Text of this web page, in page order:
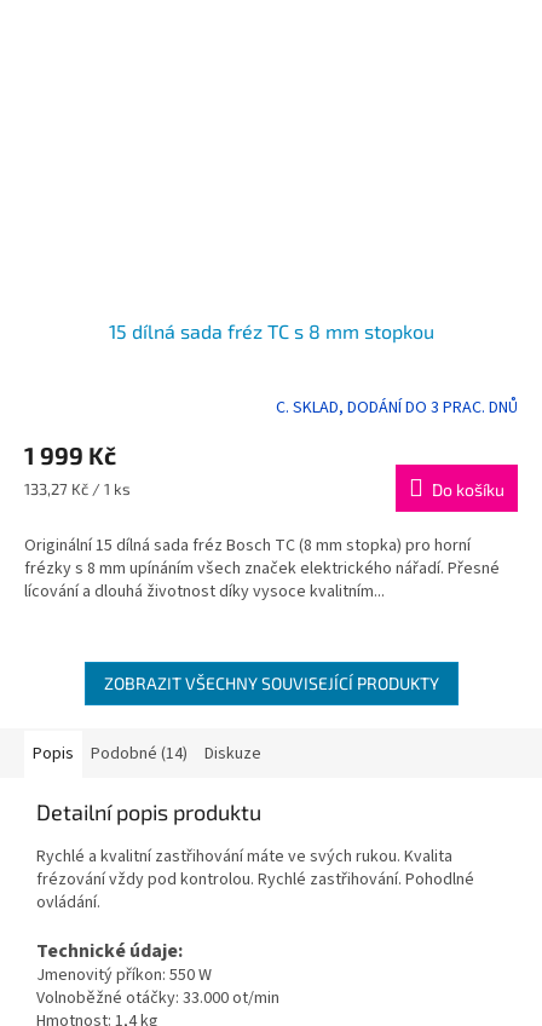
15 dílná sada fréz TC s 8 mm stopkou
produktu
je
5,0
5
hvězdiček.
C. SKLAD, DODÁNÍ DO 3 PRAC. DNŮ
1 999 Kč
Měrná
133,27 Kč / 1 ks Do košíku
Originální 15 dílná sada fréz Bosch TC (8 mm stopka) pro horní
frézky s 8 mm upínáním všech značek elektrického nářadí. Přesné
lícování a dlouhá životnost díky vysoce kvalitním...
ZOBRAZIT VŠECHNY SOUVISEJÍCÍ PRODUKTY
Popis Podobné (14) Diskuze
Detailní popis produktu
Rychlé a kvalitní zastřihování máte ve svých rukou. Kvalita
frézování vždy pod kontrolou. Rychlé zastřihování. Pohodlné
ovládání.
Technické údaje:
Jmenovitý příkon: 550 W
Volnoběžné otáčky: 33.000 ot/min